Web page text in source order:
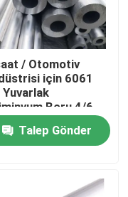
/ Otomotiv
için 6061
Boru 4/6
Talep Gönder